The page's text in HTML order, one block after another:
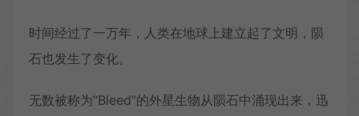
时间经过了一万年，人类在地球上建立起了文明，陨
石也发生了变化。
无数被称为“Bleed”的外星生物从陨石中涌现出来，迅